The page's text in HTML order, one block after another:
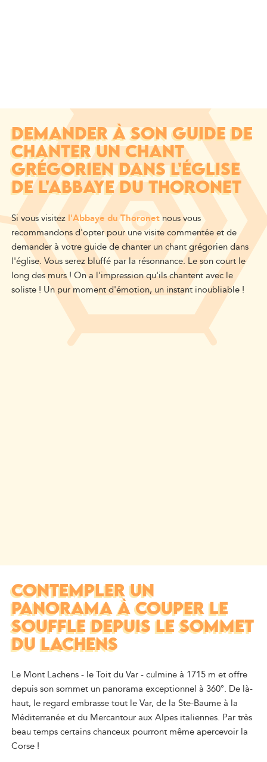
DEMANDER À SON GUIDE DE
CHANTER UN CHANT
GRÉGORIEN DANS L'ÉGLISE
DE L'ABBAYE DU THORONET
Si vous visitez l'Abbaye du Thoronetnous vous
recommandons d'opter pour une visite commentée et de
demander à votre guide de chanter un chant grégorien dans
l'église. Vous serez bluffé par la résonnance. Le son court le
long des murs ! On a l'impression qu'ils chantent avec le
soliste ! Un pur moment d'émotion, un instant inoubliable !
CONTEMPLER UN
PANORAMA À COUPER LE
SOUFFLE DEPUIS LE SOMMET
DU LACHENS
Le Mont Lachens - le Toit du Var - culmine à 1715 m et offre
depuis son sommet un panorama exceptionnel à 360°. De là-
haut, le regard embrasse tout le Var, de la Ste-Baume à la
Méditerranée et du Mercantour aux Alpes italiennes. Par très
beau temps certains chanceux pourront même apercevoir la
Corse !